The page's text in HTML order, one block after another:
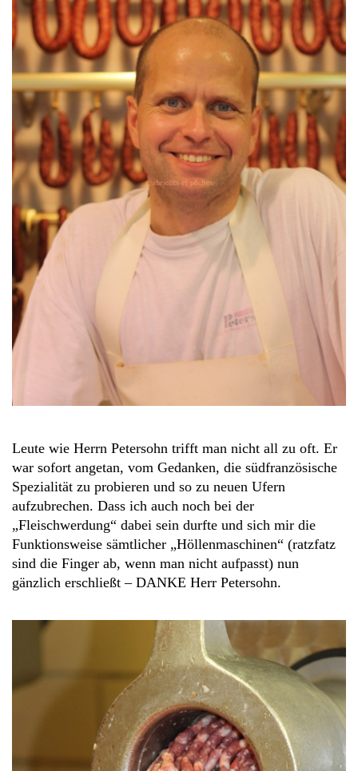
Leute wie Herrn Petersohn trifft man nicht all zu oft. Er
war sofort angetan, vom Gedanken, die südfranzösische
Spezialität zu probieren und so zu neuen Ufern
aufzubrechen. Dass ich auch noch bei der
„Fleischwerdung“ dabei sein durfte und sich mir die
Funktionsweise sämtlicher „Höllenmaschinen“ (ratzfatz
sind die Finger ab, wenn man nicht aufpasst) nun
gänzlich erschließt – DANKE Herr Petersohn.